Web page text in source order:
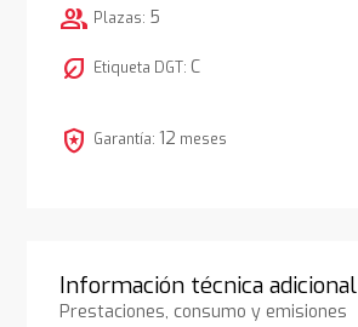
group Plazas: 5
nest_eco_leaf Etiqueta DGT: C
local_police Garantía: 12 meses
Información técnica adicional
Prestaciones, consumo y emisiones